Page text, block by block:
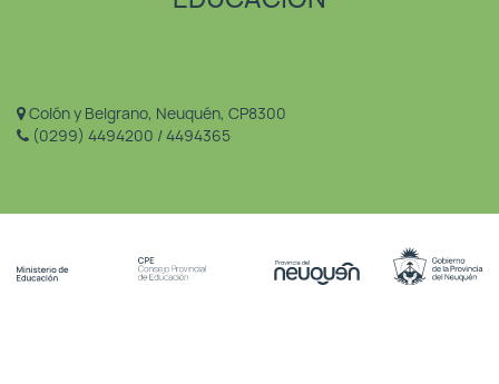
Colón y Belgrano, Neuquén, CP8300
(0299) 4494200 / 4494365